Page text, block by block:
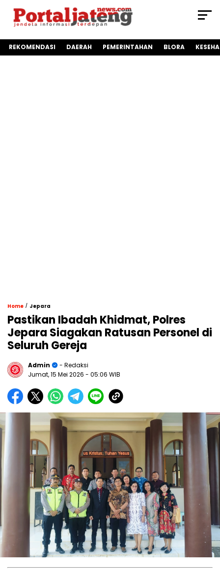
REKOMENDASI DAERAH PEMERINTAHAN BLORA
Home / Jepara
Pastikan Ibadah Khidmat, Polres
Jepara Siagakan Ratusan Personel di
Seluruh Gereja
Admin
- Redaksi
Jumat, 15 Mei 2026 - 05:06 WIB